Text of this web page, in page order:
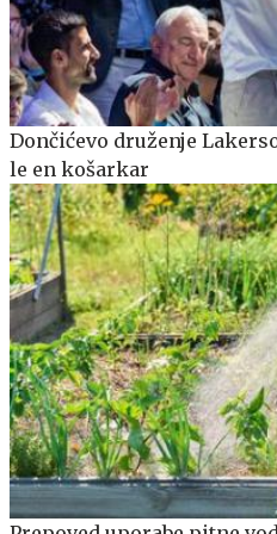
Dončićevo druženje
le en košarkar